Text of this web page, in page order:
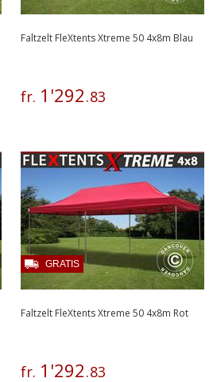
Faltzelt FleXtents Xtreme 50 4x8m Blau
fr. 1 '292.83
Faltzelt FleXtents Xtreme 50 4x8m Rot
fr. 1 '292.83
GRATIS